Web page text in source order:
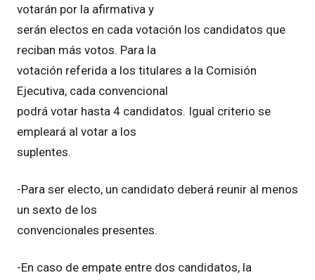
votarán por la afirmativa y
serán electos en cada votación los candidatos que
reciban más votos. Para la
votación referida a los titulares a la Comisión
Ejecutiva, cada convencional
podrá votar hasta 4 candidatos. Igual criterio se
empleará al votar a los
suplentes.
-Para ser electo, un candidato deberá reunir al menos
un sexto de los
convencionales presentes.
-En caso de empate entre dos candidatos, la